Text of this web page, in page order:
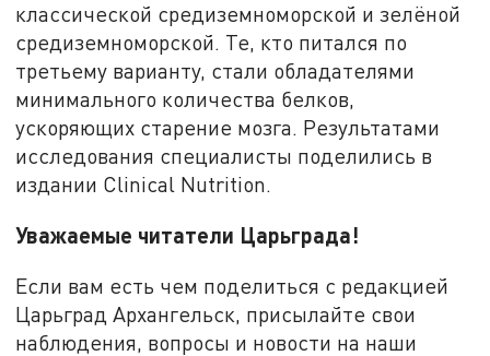
классической средиземноморской и зелёной
средиземноморской. Те, кто питался по
третьему варианту, стали обладателями
минимального количества белков,
ускоряющих старение мозга. Результатами
исследования специалисты поделились в
издании Clinical Nutrition.
Уважаемые читатели Царьграда!
Если вам есть чем поделиться с редакцией
Царьград Архангельск, присылайте свои
наблюдения, вопросы и новости на наши